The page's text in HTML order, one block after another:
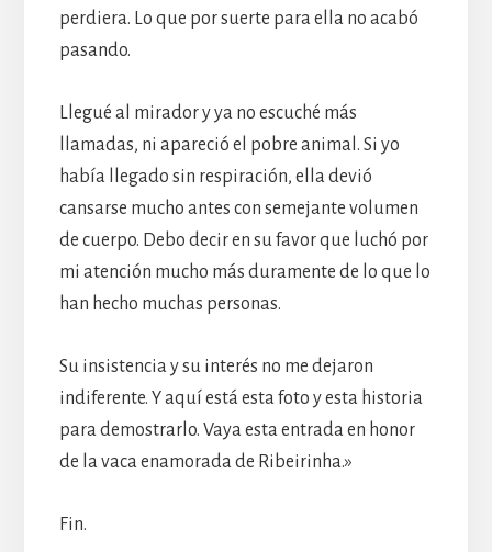
perdiera. Lo que por suerte para ella no acabó
pasando.
Llegué al mirador y ya no escuché más
llamadas, ni apareció el pobre animal. Si yo
había llegado sin respiración, ella devió
cansarse mucho antes con semejante volumen
de cuerpo. Debo decir en su favor que luchó por
mi atención mucho más duramente de lo que lo
han hecho muchas personas.
Su insistencia y su interés no me dejaron
indiferente. Y aquí está esta foto y esta historia
para demostrarlo. Vaya esta entrada en honor
de la vaca enamorada de Ribeirinha.»
Fin.